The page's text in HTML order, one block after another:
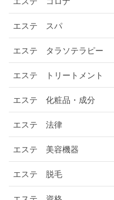
エステ スパ
エステ タラソテラピー
エステ トリートメント
エステ 化粧品・成分
エステ 法律
エステ 美容機器
エステ 脱毛